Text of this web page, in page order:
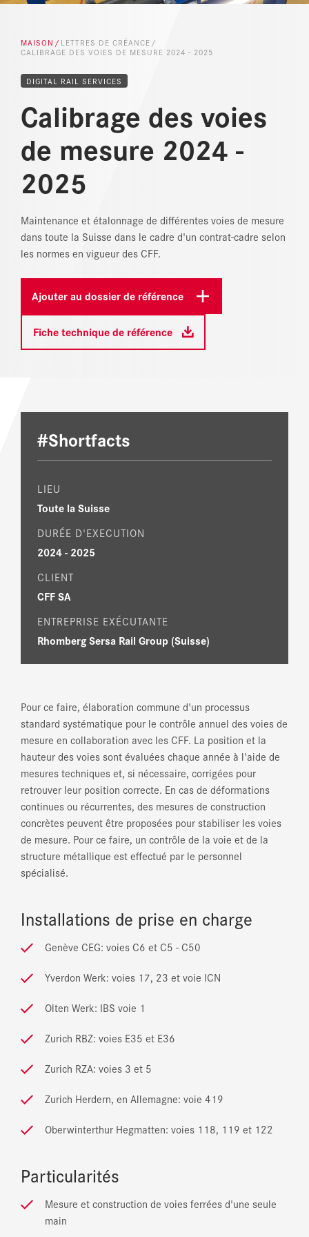
ACTUALITÉS
CENTRE DE TÉLÉCHARGEMENT
MAISON LETTRES DE CRÉANCE
CALIBRAGE DES VOIES DE MESURE 2024 - 2025
DIGITAL RAIL SERVICES
Calibrage des voies
de mesure 2024 -
2025
Maintenance et étalonnage de différentes voies de mesure
dans toute la Suisse dans le cadre d'un contrat-cadre selon
les normes en vigueur des CFF.
Ajouter au dossier de référence
Fiche technique de référence
#Shortfacts
LIEU
Toute la Suisse
DURÉE D'EXECUTION
2024 - 2025
CLIENT
CFF SA
ENTREPRISE EXÉCUTANTE
Rhomberg Sersa Rail Group (Suisse)
Pour ce faire, élaboration commune d'un processus
standard systématique pour le contrôle annuel des voies de
mesure en collaboration avec les CFF. La position et la
hauteur des voies sont évaluées chaque année à l'aide de
mesures techniques et, si nécessaire, corrigées pour
retrouver leur position correcte. En cas de déformations
continues ou récurrentes, des mesures de construction
concrètes peuvent être proposées pour stabiliser les voies
de mesure. Pour ce faire, un contrôle de la voie et de la
structure métallique est effectué par le personnel
spécialisé.
Installations de prise en charge
Genève CEG: voies C6 et C5 - C50
Yverdon Werk: voies 17, 23 et voie ICN
Olten Werk: IBS voie 1
Zurich RBZ: voies E35 et E36
Zurich RZA: voies 3 et 5
Zurich Herdern, en Allemagne: voie 419
Oberwinterthur Hegmatten: voies 118, 119 et 122
Particularités
Mesure et construction de voies ferrées d'une seule
main